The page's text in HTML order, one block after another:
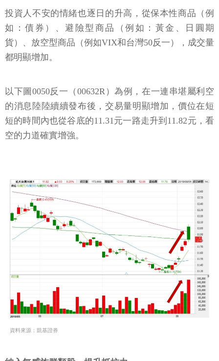
投資人不安的情緒也逐日的升高，從保本性商品（例
如：債券）、避險型商品（例如：黃金、日圓期
貨）、放空型商品（例如VIX和台灣50反一），成交量
都明顯增加。
以下圖0050反一（00632R）為例，在一連串堪屬利空
的消息陸陸續續發布後，交易量明顯增加，價位在短
短的時間內也從谷底的11.31元一路走升到11.82元，看
空的力道確實增強。
資料來源：凱基證券